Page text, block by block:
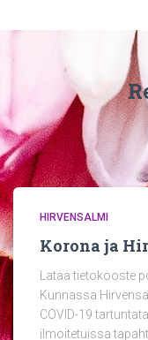
HIRVENSALMI
Korona ja
Lataa tietokooste
Kunnassa
COVID-19
ilmoitetuissa